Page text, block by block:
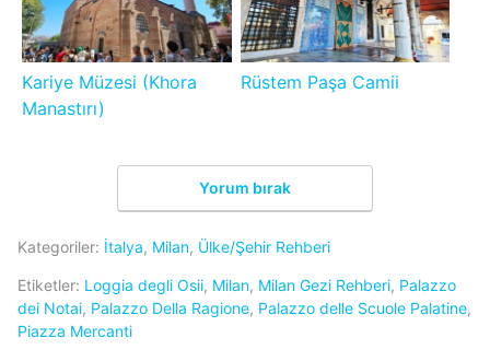
Kariye Müzesi (Khora
Manastırı)
Rüstem Paşa Camii
Yorum bırak
Kategoriler: İtalya, Milan, Ülke/Şehir Rehberi
Etiketler: Loggia degli Osii, Milan, Milan Gezi Rehberi, Palazzo
dei Notai, Palazzo Della Ragione, Palazzo delle Scuole Palatine,
Piazza Mercanti